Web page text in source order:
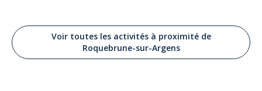
sympa
Voir toutes les activités à proximité de
Roquebrune-sur-Argens